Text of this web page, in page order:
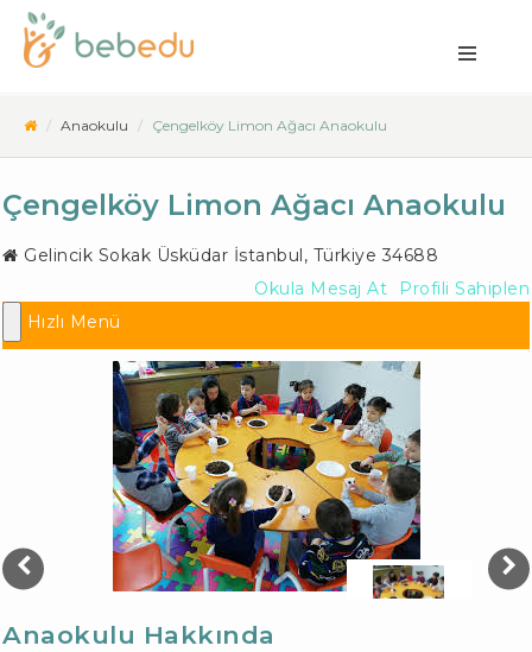
Anaokulu Çengelköy Limon Ağacı Anaokulu
Çengelköy Limon Ağacı Anaokulu
Gelincik Sokak Üsküdar İstanbul, Türkiye 34688
Profili Sahiplen
Okula Mesaj At
Hızlı Menü
Anaokulu Hakkında